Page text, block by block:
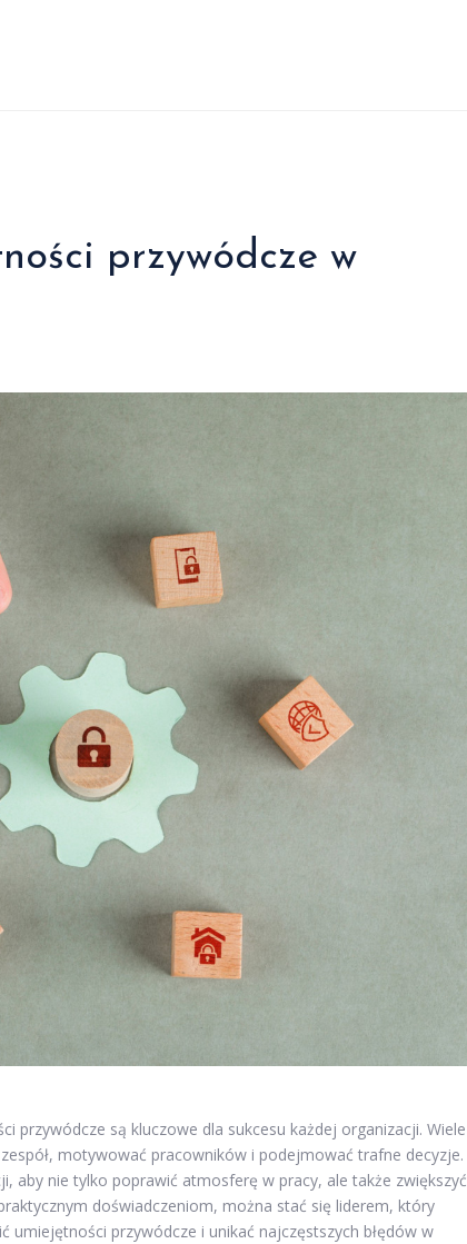
przywódcze w
przywódcze są kluczowe dla sukcesu każdej organizacji. Wiele
motywować pracowników i podejmować trafne decyzje.
aby nie tylko poprawić atmosferę w pracy, ale także zwiększyć
doświadczeniom, można stać się liderem, który
umiejętności przywódcze i unikać najczęstszych błędów w